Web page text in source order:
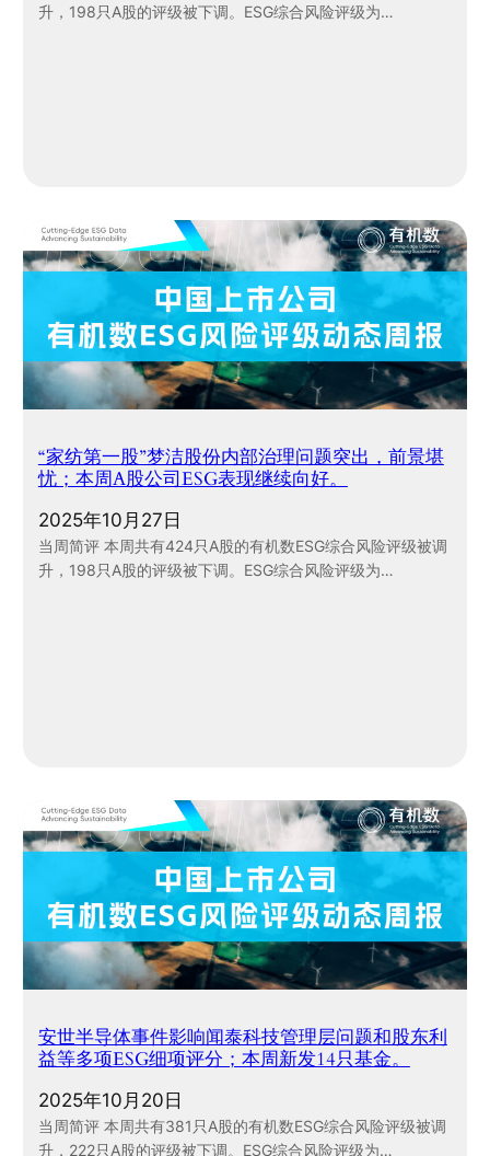
升，198只A股的评级被下调。ESG综合风险评级为…
“家纺第一股”梦洁股份内部治理问题突出，前景堪
忧；本周A股公司ESG表现继续向好。
2025年10月27日
当周简评 本周共有424只A股的有机数ESG综合风险评级被调
升，198只A股的评级被下调。ESG综合风险评级为…
安世半导体事件影响闻泰科技管理层问题和股东利
益等多项ESG细项评分；本周新发14只基金。
2025年10月20日
当周简评 本周共有381只A股的有机数ESG综合风险评级被调
升，222只A股的评级被下调。ESG综合风险评级为…